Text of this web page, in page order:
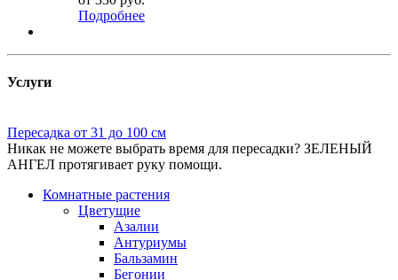
Подробнее
Услуги
Пересадка от 31 до 100 см
Никак не можете выбрать время для пересадки? ЗЕЛЕНЫЙ
АНГЕЛ протягивает руку помощи.
Комнатные растения
Цветущие
Азалии
Антуриумы
Бальзамин
Бегонии